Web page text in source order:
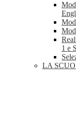
1 e
LA